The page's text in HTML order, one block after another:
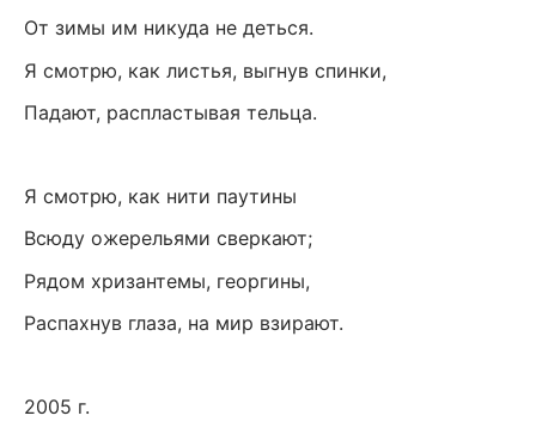
От зимы им никуда не деться.
Я смотрю, как листья, выгнув спинки,
Падают, распластывая тельца.
Я смотрю, как нити паутины
Всюду ожерельями сверкают;
Рядом хризантемы, георгины,
Распахнув глаза, на мир взирают.
2005 г.